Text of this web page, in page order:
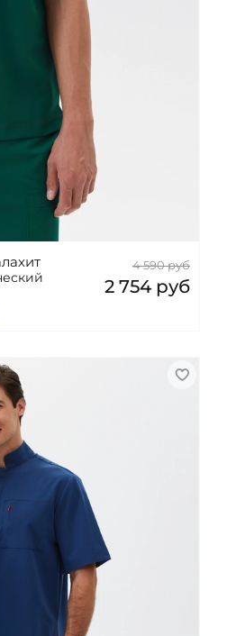
4 590 руб
2 754 руб